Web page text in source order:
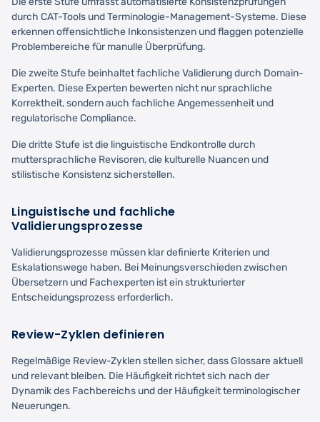
durch CAT-Tools und Terminologie-Management-Systeme. Diese
erkennen offensichtliche Inkonsistenzen und flaggen potenzielle
Problembereiche für manulle Überprüfung.
Die zweite Stufe beinhaltet fachliche Validierung durch Domain-
Experten. Diese Experten bewerten nicht nur sprachliche
Korrektheit, sondern auch fachliche Angemessenheit und
regulatorische Compliance.
Die dritte Stufe ist die linguistische Endkontrolle durch
muttersprachliche Revisoren, die kulturelle Nuancen und
stilistische Konsistenz sicherstellen.
Linguistische und fachliche
Validierungsprozesse
Validierungsprozesse müssen klar definierte Kriterien und
Eskalationswege haben. Bei Meinungsverschieden zwischen
Übersetzern und Fachexperten ist ein strukturierter
Entscheidungsprozess erforderlich.
Review-Zyklen definieren
Regelmäßige Review-Zyklen stellen sicher, dass Glossare aktuell
und relevant bleiben. Die Häufigkeit richtet sich nach der
Dynamik des Fachbereichs und der Häufigkeit terminologischer
Neuerungen.